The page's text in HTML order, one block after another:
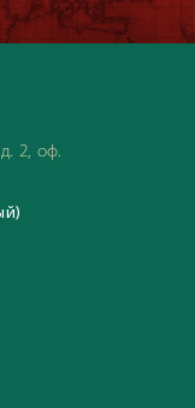
2, оф.